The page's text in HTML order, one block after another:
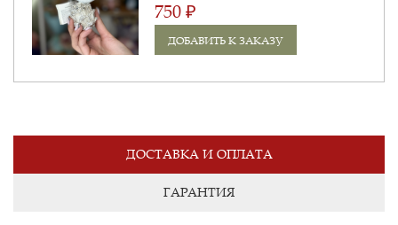
750 ₽
ДОБАВИТЬ К ЗАКАЗУ
ГАРАНТИЯ
ДОСТАВКА И ОПЛАТА